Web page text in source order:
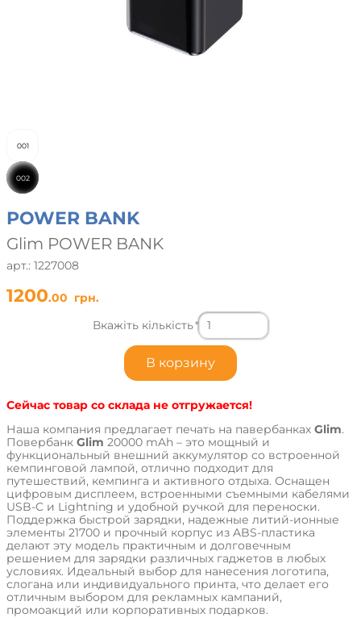
001
002
POWER BANK
Glim POWER BANK
арт.: 1227008
1200.00 грн.
Вкажіть кількість*
Сейчас товар со склада не отгружается!
Наша компания предлагает печать на павербанках Glim.
Повербанк Glim 20000 mAh – это мощный и
функциональный внешний аккумулятор со встроенной
кемпинговой лампой, отлично подходит для
путешествий, кемпинга и активного отдыха. Оснащен
цифровым дисплеем, встроенными съемными кабелями
USB-C и Lightning и удобной ручкой для переноски.
Поддержка быстрой зарядки, надежные литий-ионные
элементы 21700 и прочный корпус из ABS-пластика
делают эту модель практичным и долговечным
решением для зарядки различных гаджетов в любых
условиях. Идеальный выбор для нанесения логотипа,
слогана или индивидуального принта, что делает его
отличным выбором для рекламных кампаний,
промоакций или корпоративных подарков.
В корзину